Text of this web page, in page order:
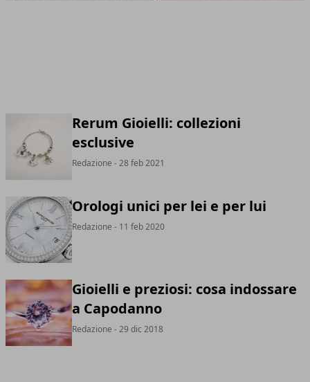
Rerum Gioielli: collezioni
esclusive
Redazione - 28 feb 2021
Orologi unici per lei e per lui
Redazione - 11 feb 2020
Gioielli e preziosi: cosa indossare
a Capodanno
Redazione - 29 dic 2018